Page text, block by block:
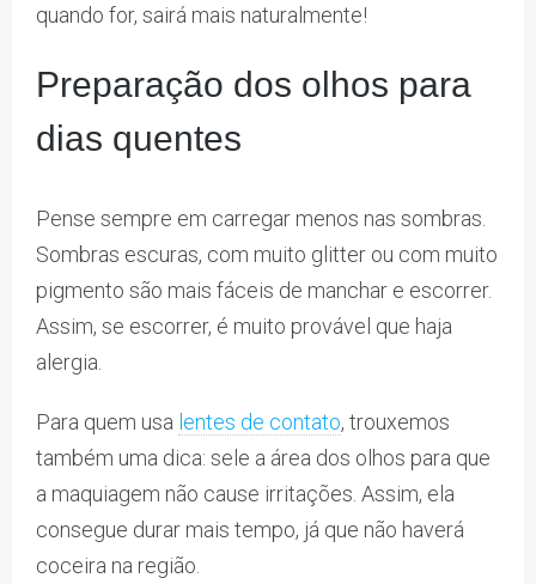
quando for, sairá mais naturalmente!
Preparação dos olhos para
dias quentes
Pense sempre em carregar menos nas sombras.
Sombras escuras, com muito glitter ou com muito
pigmento são mais fáceis de manchar e escorrer.
Assim, se escorrer, é muito provável que haja
alergia.
Para quem usa lentes de contato, trouxemos
também uma dica: sele a área dos olhos para que
a maquiagem não cause irritações. Assim, ela
consegue durar mais tempo, já que não haverá
coceira na região.